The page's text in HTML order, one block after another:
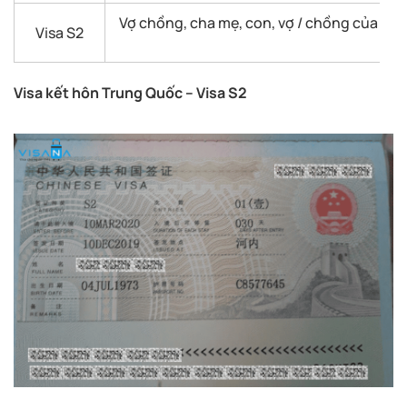
Visa S2 Vợ chồng, cha mẹ, con, vợ / chồng của
Visa kết hôn Trung Quốc – Visa S2